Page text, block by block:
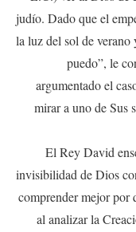
judío. Dado que el
la luz del sol de
puedo”, le
argumentado el
mirar a uno de Sus
El Rey David
invisibilidad de Dios
comprender mejor por
al analizar la